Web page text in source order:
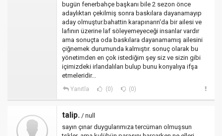
bugün fenerbahçe başkanı bile 2 sezon önce
adaylıktan çekilmiş sonra baskılara dayanamayıp
aday olmuştur.bahattin karapınarın'da bir ailesi ve
lafının üzerine laf söleyemeyeceği insanlar vardır
ama sonuçta oda baskılara dayanamamış ailesini
çiğnemek durumunda kalmıştır. sonuç olarak bu
yönetimden en çok istediğim şey siz ve sizin gibi
içimizdeki irlandalıları bulup bunu konyalıya ifşa
etmeleridir...
Yanıtla (0) (0)
talip. / null
sayın çınar duygularımıza tercüman olmuşsun